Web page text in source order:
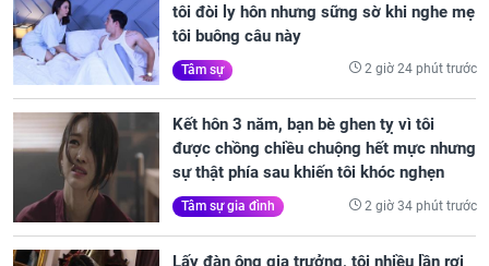
tôi đòi ly hôn nhưng sững sờ khi nghe mẹ
tôi buông câu này
Tâm sự 2 giờ 24 phút trước
Kết hôn 3 năm, bạn bè ghen tỵ vì tôi
được chồng chiều chuộng hết mực nhưng
sự thật phía sau khiến tôi khóc nghẹn
Tâm sự gia đình 2 giờ 34 phút trước
Lấy đàn ông gia trưởng, tôi nhiều lần rơi